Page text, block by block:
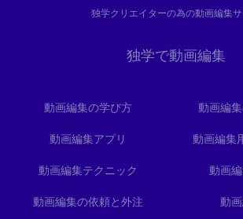
独学クリエイターの為の動画編集サ
独学で動画編集
動画編集の学び方 動画編
動画編集アプリ 動画編集
動画編集テクニック 動画
動画編集の依頼と外注 動